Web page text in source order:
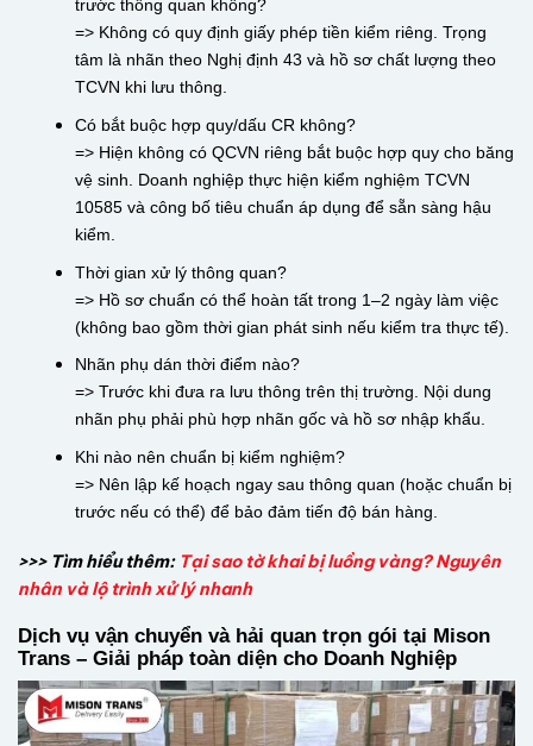
trước thông quan không?
=> Không có quy định giấy phép tiền kiểm riêng. Trọng
tâm là nhãn theo Nghị định 43 và hồ sơ chất lượng theo
TCVN khi lưu thông.
Có bắt buộc hợp quy/dấu CR không?
=> Hiện không có QCVN riêng bắt buộc hợp quy cho băng
vệ sinh. Doanh nghiệp thực hiện kiểm nghiệm TCVN
10585 và công bố tiêu chuẩn áp dụng để sẵn sàng hậu
kiểm.
Thời gian xử lý thông quan?
=> Hồ sơ chuẩn có thể hoàn tất trong 1–2 ngày làm việc
(không bao gồm thời gian phát sinh nếu kiểm tra thực tế).
Nhãn phụ dán thời điểm nào?
=> Trước khi đưa ra lưu thông trên thị trường. Nội dung
nhãn phụ phải phù hợp nhãn gốc và hồ sơ nhập khẩu.
Khi nào nên chuẩn bị kiểm nghiệm?
=> Nên lập kế hoạch ngay sau thông quan (hoặc chuẩn bị
trước nếu có thể) để bảo đảm tiến độ bán hàng.
>>> Tìm hiểu thêm: Tại sao tờ khai bị luồng vàng? Nguyên
nhân và lộ trình xử lý nhanh
Dịch vụ vận chuyển và hải quan trọn gói tại Mison
Trans – Giải pháp toàn diện cho Doanh Nghiệp